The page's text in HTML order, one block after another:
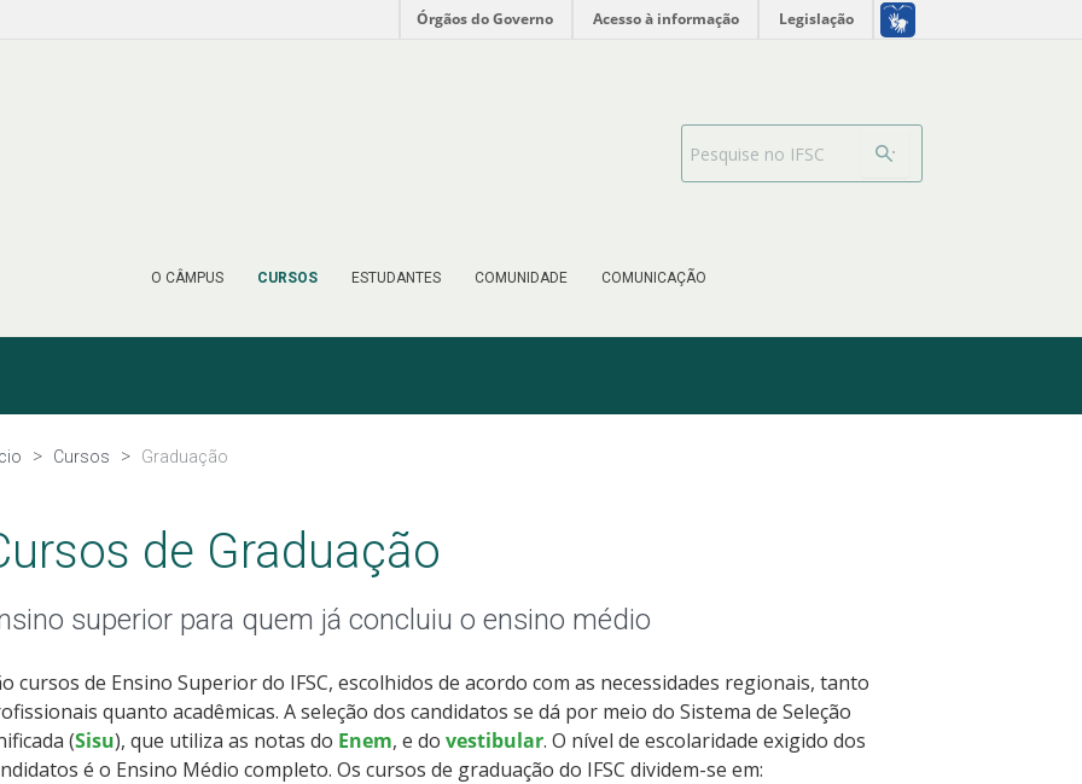
Órgãos do Governo Acesso à informação Legislação
O CÂMPUS CURSOS ESTUDANTES COMUNIDADE COMUNICAÇÃO
Barra de busca
Cursos Graduação
de Graduação
superior para quem já concluiu o ensino médio
cursos de Ensino Superior do IFSC, escolhidos de acordo com as necessidades regionais, tanto
quanto acadêmicas. A seleção dos candidatos se dá por meio do Sistema de Seleção
(Sisu), que utiliza as notas do Enem, e do vestibular. O nível de escolaridade exigido dos
é o Ensino Médio completo. Os cursos de graduação do IFSC dividem-se em: